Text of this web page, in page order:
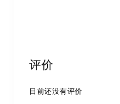
评价
目前还没有评价